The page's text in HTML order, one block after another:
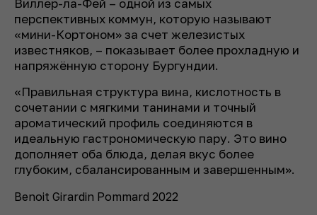
перспективных коммун, которую называют
«мини-Кортоном» за счет железистых
известняков, – показывает более прохладную и
напряжённую сторону Бургундии.
«Правильная структура вина, кислотность в
сочетании с мягкими танинами и точный
ароматический профиль соединяются в
идеальную гастрономическую пару. Это вино
дополняет оба блюда, делая вкус более
глубоким, сбалансированным и завершенным».
Benoit Girardin Pommard 2022